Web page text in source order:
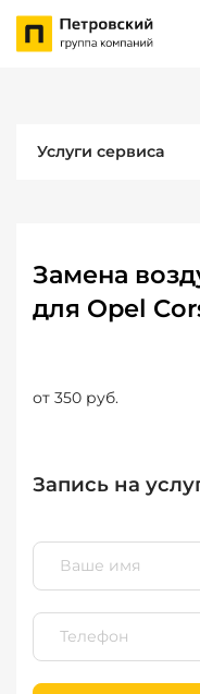
Услуги сервиса
Замена
для Opel
от 350 руб.
Запись на